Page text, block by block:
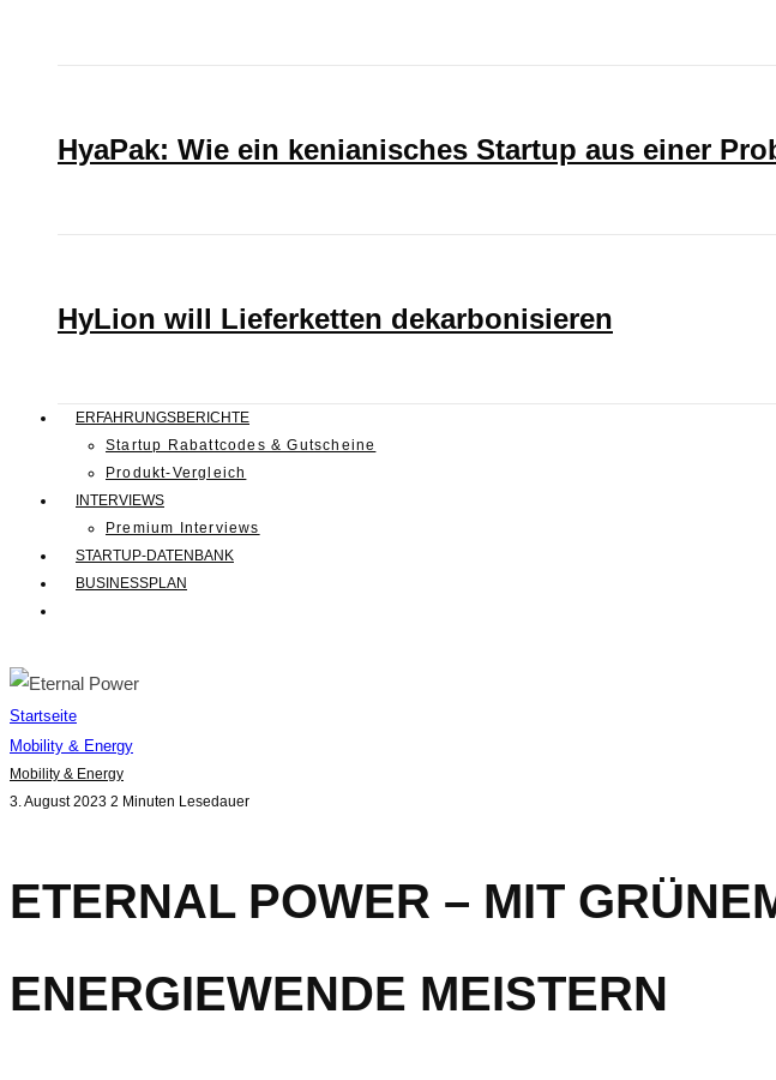
HyaPak: Wie ein kenianisches Startup aus einer
HyLion will Lieferketten dekarbonisieren
ERFAHRUNGSBERICHTE
Startup Rabattcodes & Gutscheine
Produkt-Vergleich
INTERVIEWS
Premium Interviews
STARTUP-DATENBANK
BUSINESSPLAN
Startseite
Mobility & Energy
Mobility & Energy
3. August 2023 2 Minuten Lesedauer
ETERNAL POWER – MIT
ENERGIEWENDE MEISTERN